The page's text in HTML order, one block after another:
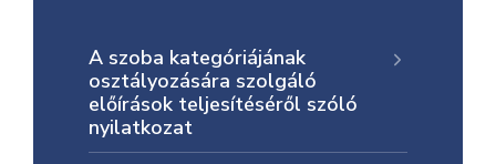
A szoba kategóriájának
osztályozására szolgáló
előírások teljesítéséről szóló
nyilatkozat